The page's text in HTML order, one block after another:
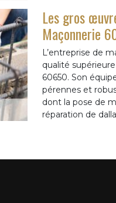
Les gros
Maçonnerie
L’entreprise de
qualité
60650. Son
pérennes et
dont la pose de
réparation de